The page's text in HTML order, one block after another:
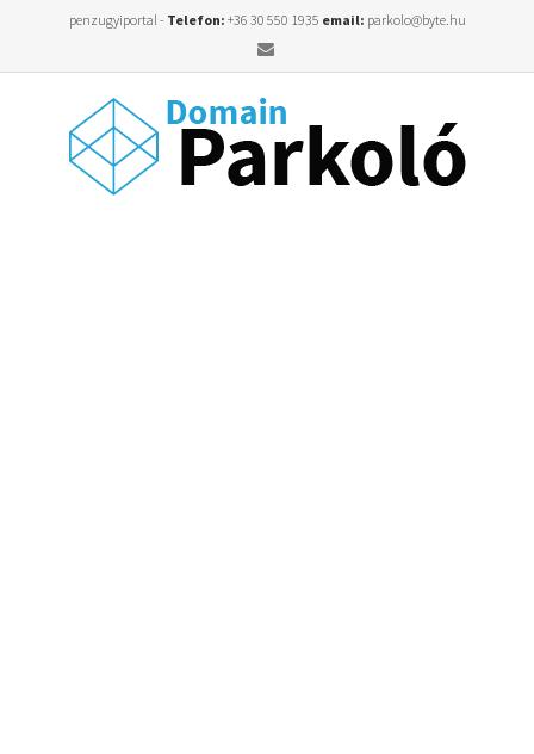
penzugyiportal - Telefon: +36 30 550 1935 email: parkolo@byte.hu
Email